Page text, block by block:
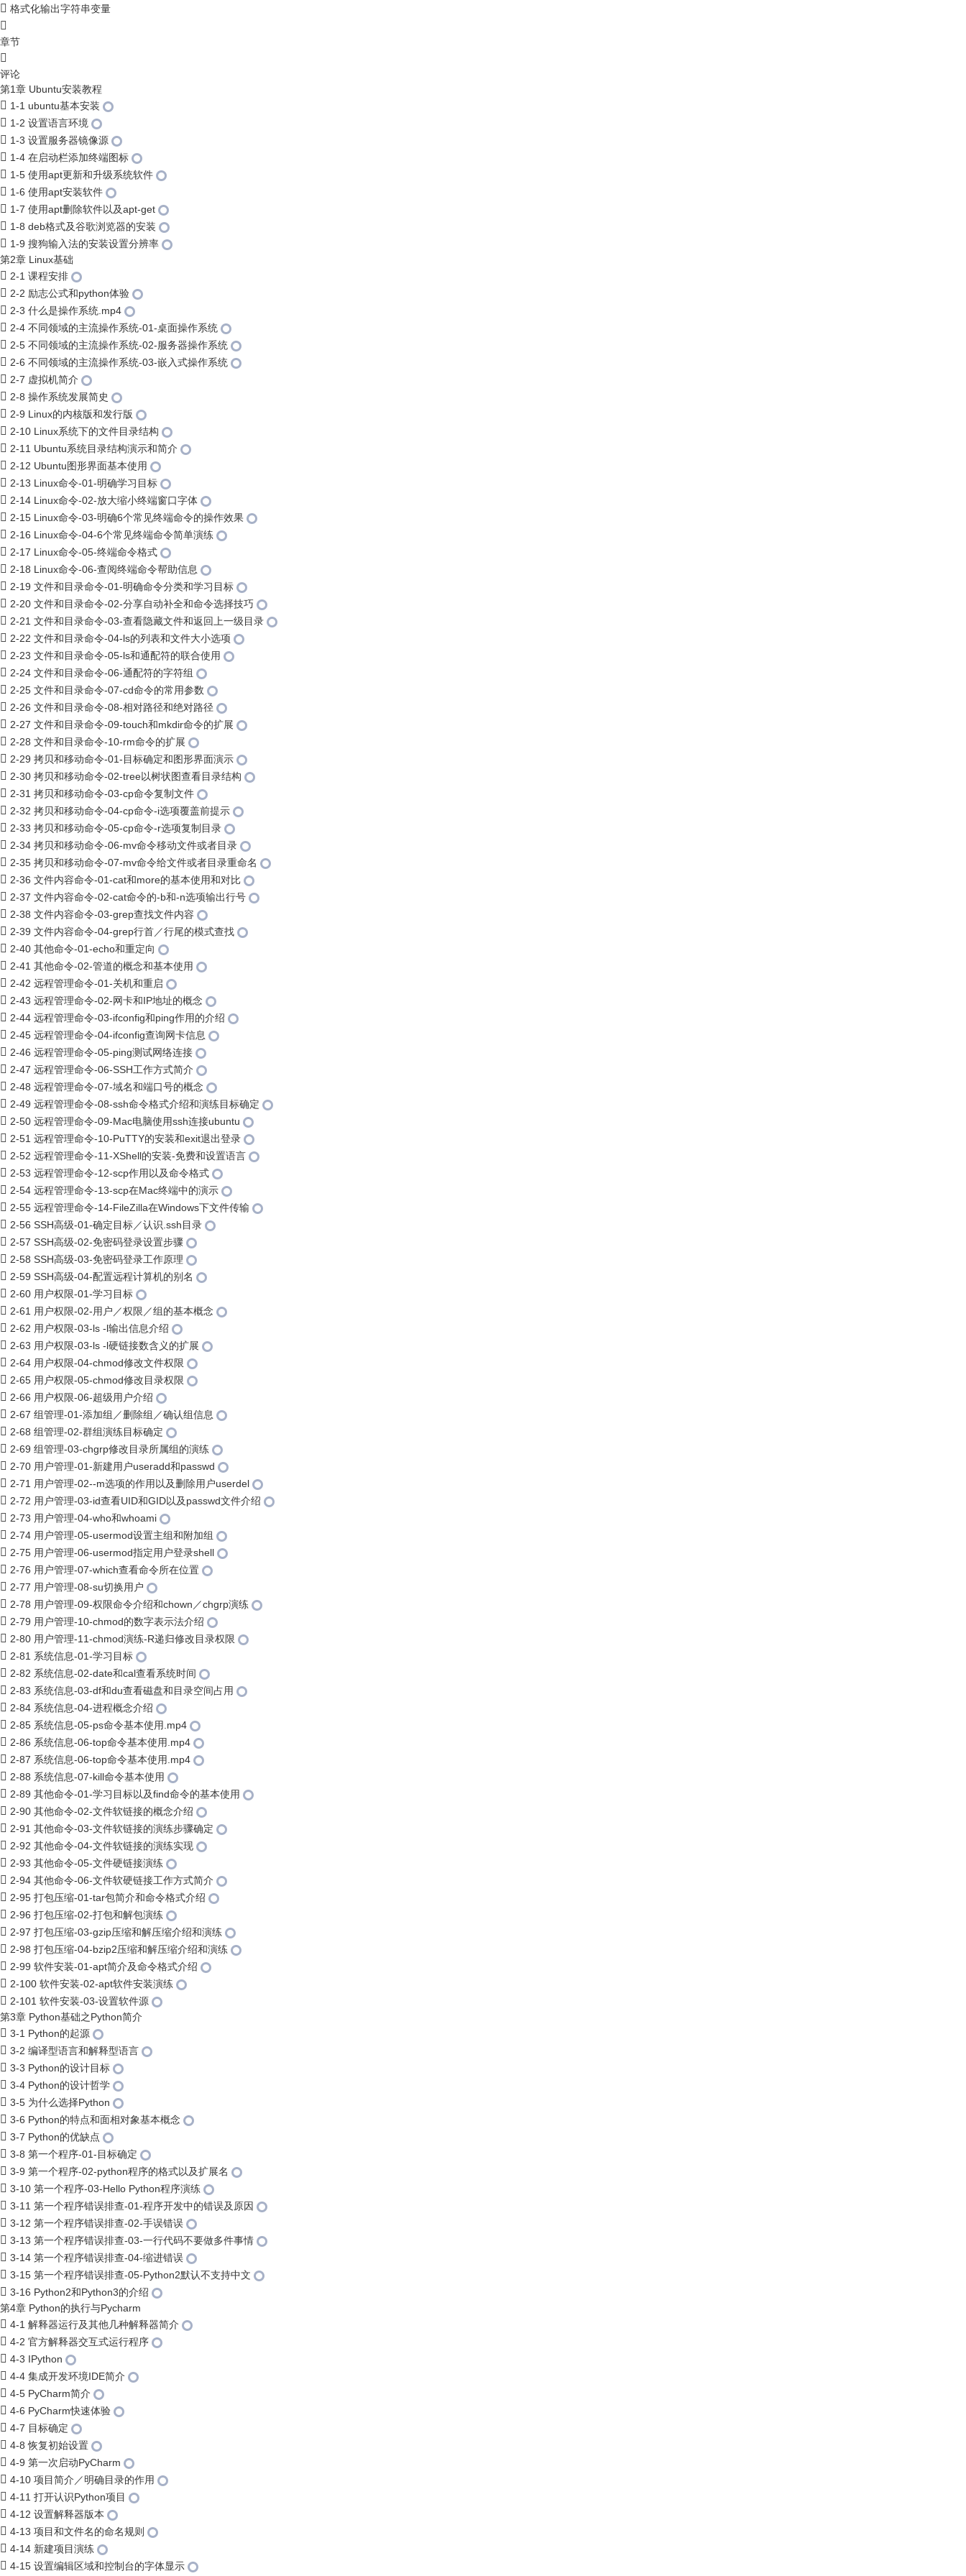
格式化输出字符串变量
章节
评论
第1章 Ubuntu安装教程
1-1 ubuntu基本安装
1-2 设置语言环境
1-3 设置服务器镜像源
1-4 在启动栏添加终端图标
1-5 使用apt更新和升级系统软件
1-6 使用apt安装软件
1-7 使用apt删除软件以及apt-get
1-8 deb格式及谷歌浏览器的安装
1-9 搜狗输入法的安装设置分辨率
第2章 Linux基础
2-1 课程安排
2-2 励志公式和python体验
2-3 什么是操作系统.mp4
2-4 不同领域的主流操作系统-01-桌面操作系统
2-5 不同领域的主流操作系统-02-服务器操作系统
2-6 不同领域的主流操作系统-03-嵌入式操作系统
2-7 虚拟机简介
2-8 操作系统发展简史
2-9 Linux的内核版和发行版
2-10 Linux系统下的文件目录结构
2-11 Ubuntu系统目录结构演示和简介
2-12 Ubuntu图形界面基本使用
2-13 Linux命令-01-明确学习目标
2-14 Linux命令-02-放大缩小终端窗口字体
2-15 Linux命令-03-明确6个常见终端命令的操作效果
2-16 Linux命令-04-6个常见终端命令简单演练
2-17 Linux命令-05-终端命令格式
2-18 Linux命令-06-查阅终端命令帮助信息
2-19 文件和目录命令-01-明确命令分类和学习目标
2-20 文件和目录命令-02-分享自动补全和命令选择技巧
2-21 文件和目录命令-03-查看隐藏文件和返回上一级目录
2-22 文件和目录命令-04-ls的列表和文件大小选项
2-23 文件和目录命令-05-ls和通配符的联合使用
2-24 文件和目录命令-06-通配符的字符组
2-25 文件和目录命令-07-cd命令的常用参数
2-26 文件和目录命令-08-相对路径和绝对路径
2-27 文件和目录命令-09-touch和mkdir命令的扩展
2-28 文件和目录命令-10-rm命令的扩展
2-29 拷贝和移动命令-01-目标确定和图形界面演示
2-30 拷贝和移动命令-02-tree以树状图查看目录结构
2-31 拷贝和移动命令-03-cp命令复制文件
2-32 拷贝和移动命令-04-cp命令-i选项覆盖前提示
2-33 拷贝和移动命令-05-cp命令-r选项复制目录
2-34 拷贝和移动命令-06-mv命令移动文件或者目录
2-35 拷贝和移动命令-07-mv命令给文件或者目录重命名
2-36 文件内容命令-01-cat和more的基本使用和对比
2-37 文件内容命令-02-cat命令的-b和-n选项输出行号
2-38 文件内容命令-03-grep查找文件内容
2-39 文件内容命令-04-grep行首／行尾的模式查找
2-40 其他命令-01-echo和重定向
2-41 其他命令-02-管道的概念和基本使用
2-42 远程管理命令-01-关机和重启
2-43 远程管理命令-02-网卡和IP地址的概念
2-44 远程管理命令-03-ifconfig和ping作用的介绍
2-45 远程管理命令-04-ifconfig查询网卡信息
2-46 远程管理命令-05-ping测试网络连接
2-47 远程管理命令-06-SSH工作方式简介
2-48 远程管理命令-07-域名和端口号的概念
2-49 远程管理命令-08-ssh命令格式介绍和演练目标确定
2-50 远程管理命令-09-Mac电脑使用ssh连接ubuntu
2-51 远程管理命令-10-PuTTY的安装和exit退出登录
2-52 远程管理命令-11-XShell的安装-免费和设置语言
2-53 远程管理命令-12-scp作用以及命令格式
2-54 远程管理命令-13-scp在Mac终端中的演示
2-55 远程管理命令-14-FileZilla在Windows下文件传输
2-56 SSH高级-01-确定目标／认识.ssh目录
2-57 SSH高级-02-免密码登录设置步骤
2-58 SSH高级-03-免密码登录工作原理
2-59 SSH高级-04-配置远程计算机的别名
2-60 用户权限-01-学习目标
2-61 用户权限-02-用户／权限／组的基本概念
2-62 用户权限-03-ls -l输出信息介绍
2-63 用户权限-03-ls -l硬链接数含义的扩展
2-64 用户权限-04-chmod修改文件权限
2-65 用户权限-05-chmod修改目录权限
2-66 用户权限-06-超级用户介绍
2-67 组管理-01-添加组／删除组／确认组信息
2-68 组管理-02-群组演练目标确定
2-69 组管理-03-chgrp修改目录所属组的演练
2-70 用户管理-01-新建用户useradd和passwd
2-71 用户管理-02--m选项的作用以及删除用户userdel
2-72 用户管理-03-id查看UID和GID以及passwd文件介绍
2-73 用户管理-04-who和whoami
2-74 用户管理-05-usermod设置主组和附加组
2-75 用户管理-06-usermod指定用户登录shell
2-76 用户管理-07-which查看命令所在位置
2-77 用户管理-08-su切换用户
2-78 用户管理-09-权限命令介绍和chown／chgrp演练
2-79 用户管理-10-chmod的数字表示法介绍
2-80 用户管理-11-chmod演练-R递归修改目录权限
2-81 系统信息-01-学习目标
2-82 系统信息-02-date和cal查看系统时间
2-83 系统信息-03-df和du查看磁盘和目录空间占用
2-84 系统信息-04-进程概念介绍
2-85 系统信息-05-ps命令基本使用.mp4
2-86 系统信息-06-top命令基本使用.mp4
2-87 系统信息-06-top命令基本使用.mp4
2-88 系统信息-07-kill命令基本使用
2-89 其他命令-01-学习目标以及find命令的基本使用
2-90 其他命令-02-文件软链接的概念介绍
2-91 其他命令-03-文件软链接的演练步骤确定
2-92 其他命令-04-文件软链接的演练实现
2-93 其他命令-05-文件硬链接演练
2-94 其他命令-06-文件软硬链接工作方式简介
2-95 打包压缩-01-tar包简介和命令格式介绍
2-96 打包压缩-02-打包和解包演练
2-97 打包压缩-03-gzip压缩和解压缩介绍和演练
2-98 打包压缩-04-bzip2压缩和解压缩介绍和演练
2-99 软件安装-01-apt简介及命令格式介绍
2-100 软件安装-02-apt软件安装演练
2-101 软件安装-03-设置软件源
第3章 Python基础之Python简介
3-1 Python的起源
3-2 编译型语言和解释型语言
3-3 Python的设计目标
3-4 Python的设计哲学
3-5 为什么选择Python
3-6 Python的特点和面相对象基本概念
3-7 Python的优缺点
3-8 第一个程序-01-目标确定
3-9 第一个程序-02-python程序的格式以及扩展名
3-10 第一个程序-03-Hello Python程序演练
3-11 第一个程序错误排查-01-程序开发中的错误及原因
3-12 第一个程序错误排查-02-手误错误
3-13 第一个程序错误排查-03-一行代码不要做多件事情
3-14 第一个程序错误排查-04-缩进错误
3-15 第一个程序错误排查-05-Python2默认不支持中文
3-16 Python2和Python3的介绍
第4章 Python的执行与Pycharm
4-1 解释器运行及其他几种解释器简介
4-2 官方解释器交互式运行程序
4-3 IPython
4-4 集成开发环境IDE简介
4-5 PyCharm简介
4-6 PyCharm快速体验
4-7 目标确定
4-8 恢复初始设置
4-9 第一次启动PyCharm
4-10 项目简介／明确目录的作用
4-11 打开认识Python项目
4-12 设置解释器版本
4-13 项目和文件名的命名规则
4-14 新建项目演练
4-15 设置编辑区域和控制台的字体显示